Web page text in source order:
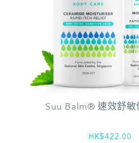
Suu Balm® 速效舒敏
HK$422.00